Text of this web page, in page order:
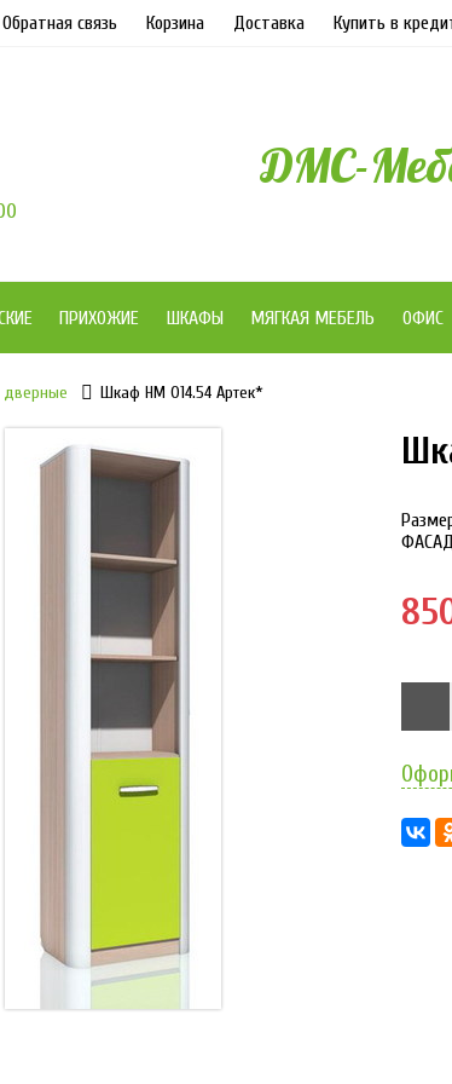
Обратная связь Корзина Доставка Купить в
ДМС-
ПРИХОЖИЕ ШКАФЫ МЯГКАЯ МЕБЕЛЬ ОФИС
Шкаф НМ 014.54 Артек*